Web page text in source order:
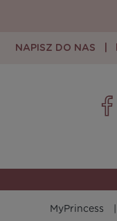
NAPISZ DO NAS
MyPrincess